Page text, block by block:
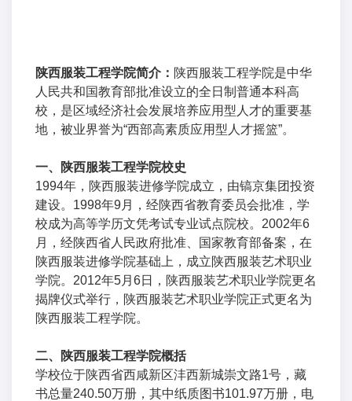
陕西服装工程学院简介： 陕西服装工程学院是中华
人民共和国教育部批准设立的全日制普通本科高
校，是区域经济社会发展培养应用型人才的重要基
地，被业界誉为“西部高素质应用型人才摇篮”。
一、陕西服装工程学院校史
1994年，陕西服装进修学院成立，由镐京集团投资
建设。1998年9月，经陕西省教育委员会批准，学
校成为高等学历文凭考试专业试点院校。2002年6
月，经陕西省人民政府批准、国家教育部备案，在
陕西服装进修学院基础上，成立陕西服装艺术职业
学院。2012年5月6日，陕西服装艺术职业学院更名
揭牌仪式举行，陕西服装艺术职业学院正式更名为
陕西服装工程学院。
二、陕西服装工程学院概括
学校位于陕西省西咸新区沣西新城崇文路1号，藏
书总量240.50万册，其中纸质图书101.97万册，电